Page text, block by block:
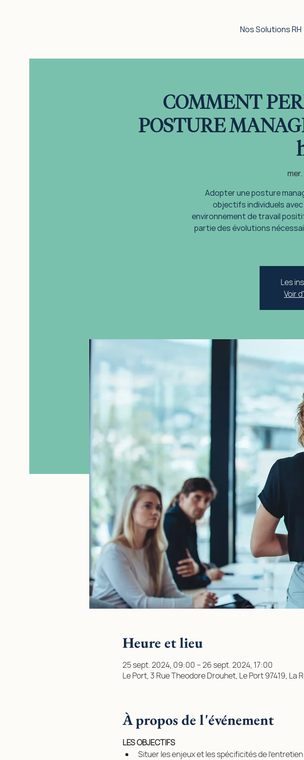
Nos Solutions RH
COMMENT
POSTURE
Adopter une posture
objectifs individuels
environnement de travail
partie des évolutions
Les
Voir
Heure et lieu
25 sept. 2024, 09:00 – 26 sept. 2024, 17:00
Le Port, 3 Rue Theodore Drouhet, Le Port 97419, La
À propos de l'événement
LES OBJECTIFS
Situer les enjeux et les spécificités de